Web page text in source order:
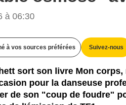
à 06:30
à vos sources préférées Suivez-nous
sort son livre Mon
pour la danseuse
de son "coup de foudre"